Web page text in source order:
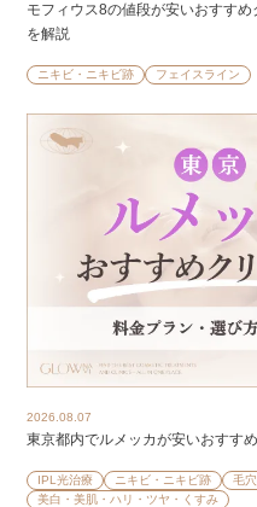
モフィウス8の値段が安いおすす
を解説
ニキビ・ニキビ跡 フェイスライン
2026.08.07
東京都内でルメッカが安いおすす
IPL光治療 ニキビ・ニキビ跡
毛
美白・美肌・ハリ・ツヤ・くすみ